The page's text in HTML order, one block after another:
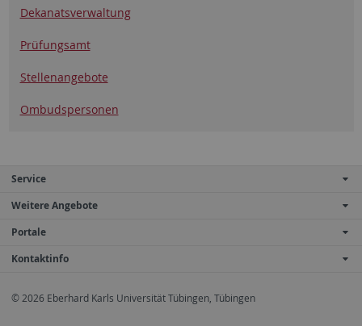
Dekanatsverwaltung
Prüfungsamt
Stellenangebote
Ombudspersonen
Service
Weitere Angebote
Portale
Kontaktinfo
© 2026 Eberhard Karls Universität Tübingen, Tübingen